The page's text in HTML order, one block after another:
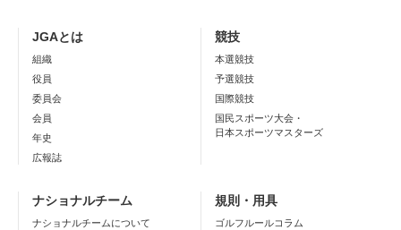
JGAとは
組織
役員
委員会
会員
年史
広報誌
競技
本選競技
予選競技
国際競技
国民スポーツ大会・
日本スポーツマスターズ
ナショナルチーム
ナショナルチームについて
規則・用具
ゴルフルールコラム